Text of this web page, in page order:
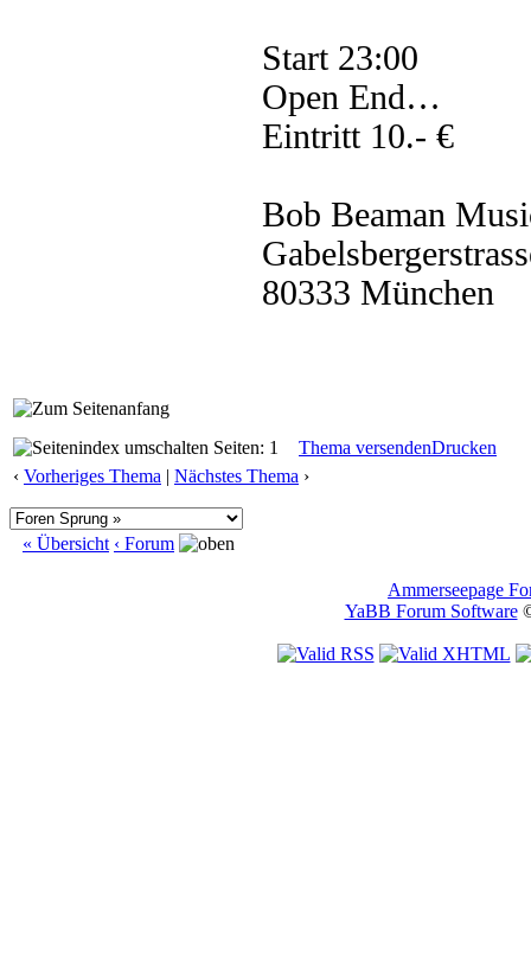
Start 23:00
Open End…
Eintritt 10.- €
Bob Beaman
80333 München
Seiten: 1 Thema versendenDrucken
‹ Vorheriges Thema | Nächstes Thema ›
« Übersicht ‹ Forum
Ammerseepage
YaBB Forum Software©